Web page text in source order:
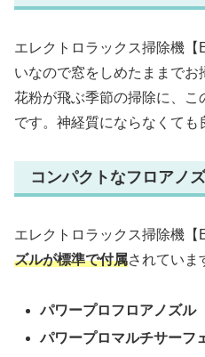
エレクトロラックス掃除機
いなので窓をしめたままでお
花粉が飛ぶ季節の掃除に、こ
です。神経質にならなくても
コンパクトなフロアノ
エレクトロラックス掃除機【
ズルが標準で付属されていま
パワープロフロアノズル
パワープロマルチサーフ